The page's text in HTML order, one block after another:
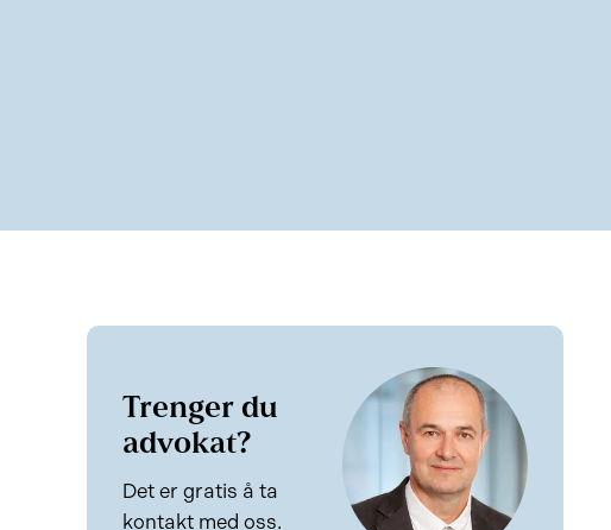
Trenger du
advokat?
Det er gratis å ta
kontakt med oss.